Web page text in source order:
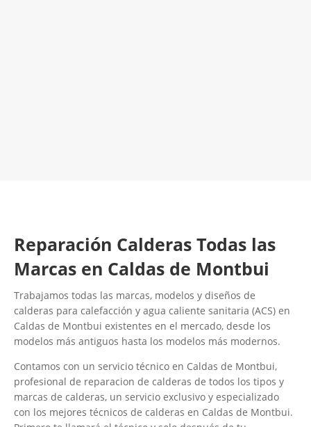
Reparación Calderas Todas las
Marcas en Caldas de Montbui
Trabajamos todas las marcas, modelos y diseños de
calderas para calefacción y agua caliente sanitaria (ACS) en
Caldas de Montbui existentes en el mercado, desde los
modelos más antiguos hasta los modelos más modernos.
Contamos con un servicio técnico en Caldas de Montbui,
profesional de reparacion de calderas de todos los tipos y
marcas de calderas, un servicio exclusivo y especializado
con los mejores técnicos de calderas en Caldas de Montbui.